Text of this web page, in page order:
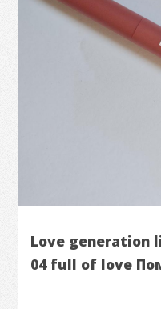
Love generation
04 full of love